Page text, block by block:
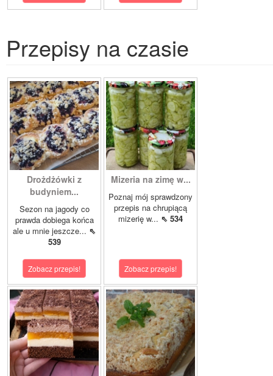
Przepisy na czasie
Drożdżówki z
budyniem...
Sezon na jagody co
prawda dobiega końca
ale u mnie jeszcze... ⇖
539
Zobacz przepis!
Mizeria na zimę w...
Poznaj mój sprawdzony
przepis na chrupiącą
mizerię w... ⇖ 534
Zobacz przepis!